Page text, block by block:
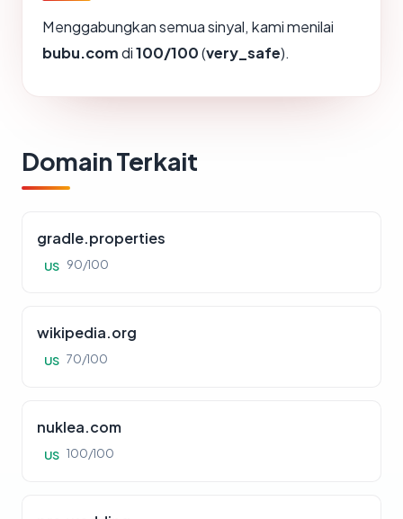
Menggabungkan semua sinyal, kami menilai
bubu.comdi100/100(very_safe).
Domain Terkait
gradle.properties
US 90/100
wikipedia.org
US 70/100
nuklea.com
US 100/100